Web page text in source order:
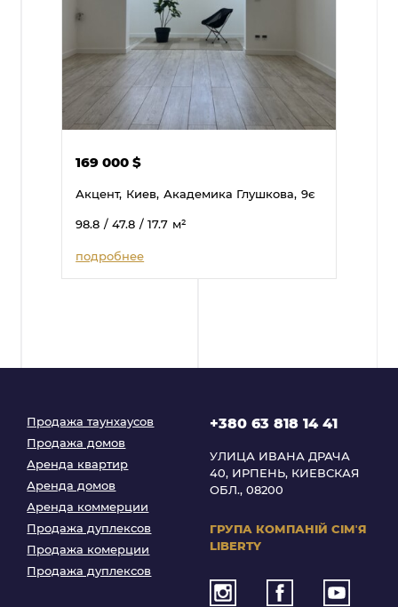
169 000$
Акцент, Киев, Академика Глушкова, 9є
98.8 / 47.8 / 17.7 м²
подробнее
Продажа таунхаусов
Продажа домов
Аренда квартир
Аренда домов
Аренда коммерции
Продажа дуплексов
Продажа комерции
Продажа дуплексов
+380 63 818 14 41
УЛИЦА ИВАНА ДРАЧА
40, ИРПЕНЬ, КИЕВСКАЯ
ОБЛ., 08200
ГРУПА КОМПАНІЙ СІМʼЯ
LIBERTY